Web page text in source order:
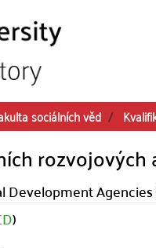
sociálních věd
Development
)